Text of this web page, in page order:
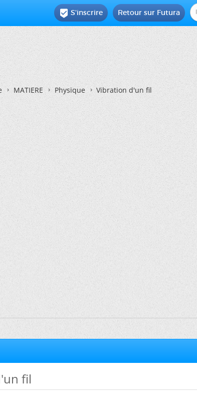
Retour sur Futura
 S'inscrire
MATIERE Physique Vibration d'un fil
fil